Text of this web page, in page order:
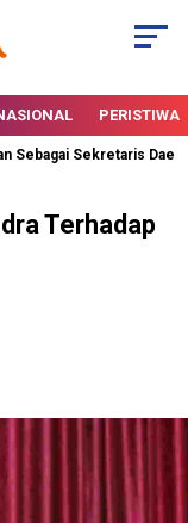
PERISTIWA
Sebagai Sekretaris
Terhadap